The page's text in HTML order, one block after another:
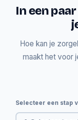
In een
Hoe kan je
maakt het voor
Selecteer een stap